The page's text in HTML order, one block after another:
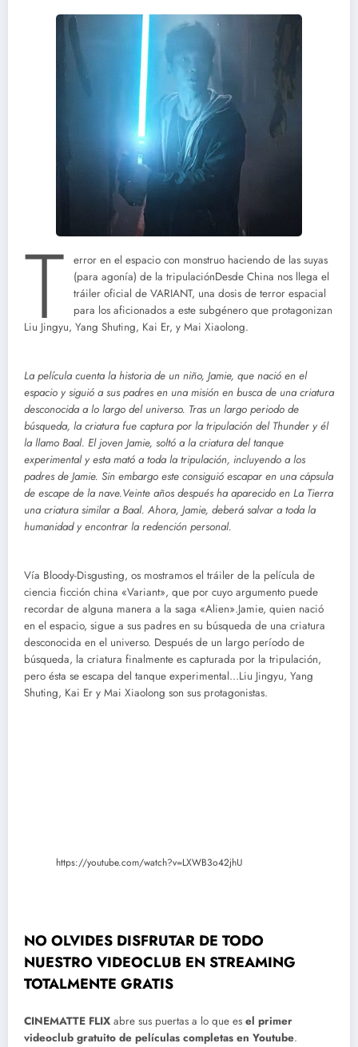
T
error en el espacio con monstruo haciendo de las suyas
(para agonía) de la tripulaciónDesde China nos llega el
tráiler oficial de VARIANT, una dosis de terror espacial
para los aficionados a este subgénero que protagonizan
Liu Jingyu, Yang Shuting, Kai Er, y Mai Xiaolong.
La película cuenta la historia de un niño, Jamie, que nació en el
espacio y siguió a sus padres en una misión en busca de una criatura
desconocida a lo largo del universo. Tras un largo periodo de
búsqueda, la criatura fue captura por la tripulación del Thunder y él
la llamo Baal. El joven Jamie, soltó a la criatura del tanque
experimental y esta mató a toda la tripulación, incluyendo a los
padres de Jamie. Sin embargo este consiguió escapar en una cápsula
de escape de la nave.Veinte años después ha aparecido en La Tierra
una criatura similar a Baal. Ahora, Jamie, deberá salvar a toda la
humanidad y encontrar la redención personal.
Vía Bloody-Disgusting, os mostramos el tráiler de la película de
ciencia ficción china «Variant», que por cuyo argumento puede
recordar de alguna manera a la saga «Alien».Jamie, quien nació
en el espacio, sigue a sus padres en su búsqueda de una criatura
desconocida en el universo. Después de un largo período de
búsqueda, la criatura finalmente es capturada por la tripulación,
pero ésta se escapa del tanque experimental…Liu Jingyu, Yang
Shuting, Kai Er y Mai Xiaolong son sus protagonistas.
https://youtube.com/watch?v=LXWB3o42jhU
NO OLVIDES DISFRUTAR DE TODO
NUESTRO VIDEOCLUB EN STREAMING
TOTALMENTE GRATIS
CINEMATTE FLIX abre sus puertas a lo que es el primer
videoclub gratuito de películas completas en Youtube.